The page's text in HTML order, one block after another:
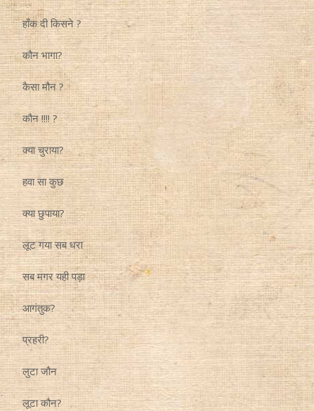
हाँक दी किसने ?
कौन भागा?
कैसा मौन ?
कौन !!!! ?
क्या चुराया?
हवा सा कुछ
क्या छुपाया?
लूट गया सब धरा
सब मगर यही पड़ा
आगंतुक?
प्रहरी?
लुटा जौन
लूटा कौन?